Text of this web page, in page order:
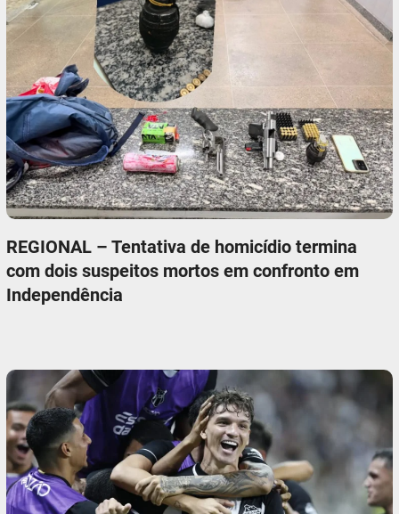
REGIONAL – Tentativa de homicídio termina
com dois suspeitos mortos em confronto em
Independência